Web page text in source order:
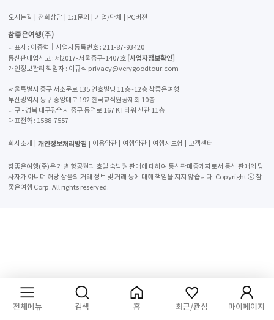
오시는길 전화상담 1:1문의 기업/단체 PC버전
참좋은여행(주)
대표자 : 이종혁│사업자등록번호 : 211-87-93420
통신판매업신고 : 제2017-서울중구-1407호 [사업자정보확인]
개인정보관리 책임자 : 이규식 privacy@verygoodtour.com
서울특별시 중구 서소문로 135 연호빌딩 11층~12층 참좋은여행
부산광역시 동구 중앙대로 192 한국교직원공제회 10층
대구 • 경북 대구광역시 중구 동덕로 167 KT타워 신관 11층
대표전화 : 1588-7557
회사소개 개인정보처리방침 이용약관 여행약관 여행자보험 고객센터
참좋은여행(주)은 개별 항공권과 호텔 숙박권 판매에 대하여 통신판매중개자로서 통신 판매의 당
사자가 아니며 해당 상품의 거래 정보 및 거래 등에 대해 책임을 지지 않습니다. Copyright ⓒ 참
좋은여행 Corp. All rights reserved.
전체메뉴 검색 홈 최근/관심 마이페이지